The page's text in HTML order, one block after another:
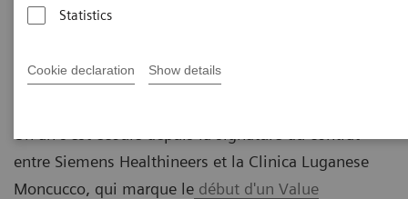
Statistics
Cookie declaration Show details
anniversaire
entre Siemens Healthineers et la Clinica Luganese
Moncucco, qui marque le début d'un Value